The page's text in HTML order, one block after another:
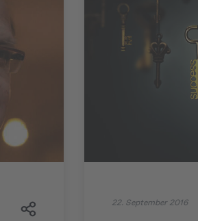
22. September 2016